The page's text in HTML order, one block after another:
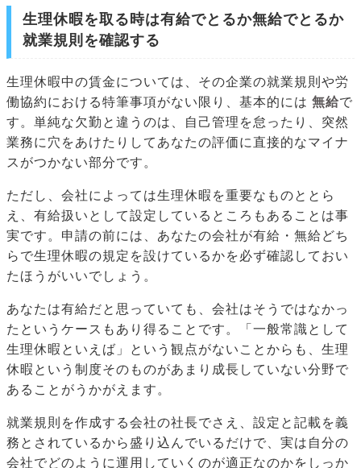
生理休暇を取る時は有給でとるか無給でとるか
就業規則を確認する
生理休暇中の賃金については、その企業の就業規則や労
働協約における特筆事項がない限り、基本的には 無給で
す。単純な欠勤と違うのは、自己管理を怠ったり、突然
業務に穴をあけたりしてあなたの評価に直接的なマイナ
スがつかない部分です。
ただし、会社によっては生理休暇を重要なものととら
え、有給扱いとして設定しているところもあることは事
実です。申請の前には、あなたの会社が有給・無給どち
らで生理休暇の規定を設けているかを必ず確認しておい
たほうがいいでしょう。
あなたは有給だと思っていても、会社はそうではなかっ
たというケースもあり得ることです。「一般常識として
生理休暇といえば」という観点がないことからも、生理
休暇という制度そのものがあまり成長していない分野で
あることがうかがえます。
就業規則を作成する会社の社長でさえ、設定と記載を義
務とされているから盛り込んでいるだけで、実は自分の
会社でどのように運用していくのが適正なのかをしっか